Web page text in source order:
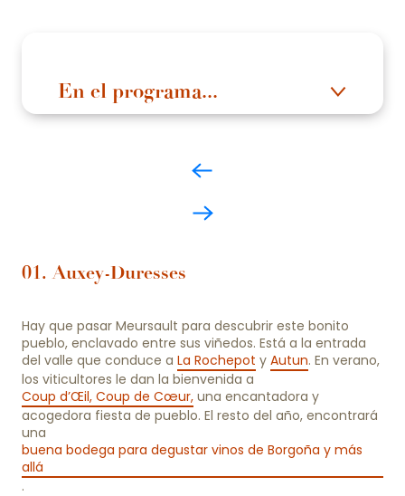
En el programa...
01. Auxey-Duresses
Hay que pasar Meursault para descubrir este bonito
pueblo, enclavado entre sus viñedos. Está a la entrada
del valle que conduce a La Rochepot y Autun. En verano,
los viticultores le dan la bienvenida a
Coup d’Œil, Coup de Cœur, una encantadora y
acogedora fiesta de pueblo. El resto del año, encontrará
una
buena bodega para degustar vinos de Borgoña y más
allá
.